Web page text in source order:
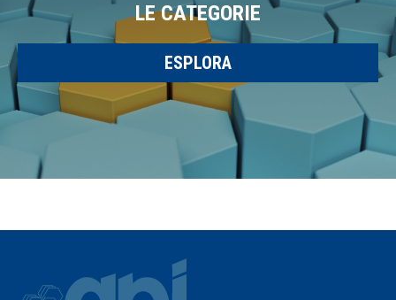
LE CATEGORIE
ESPLORA